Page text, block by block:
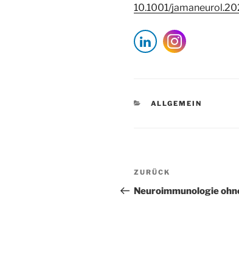
10.1001/
KATEGORIEN
ALLGEMEIN
Vorheriger
Beitrag
ZURÜCK
Neuroimmunologie